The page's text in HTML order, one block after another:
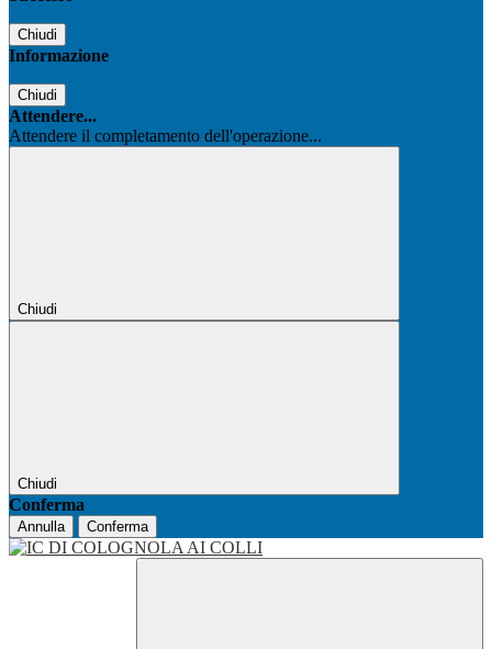
Chiudi
Informazione
Chiudi
Attendere...
Attendere il completamento dell'operazione...
Chiudi
Chiudi
Conferma
Annulla Conferma